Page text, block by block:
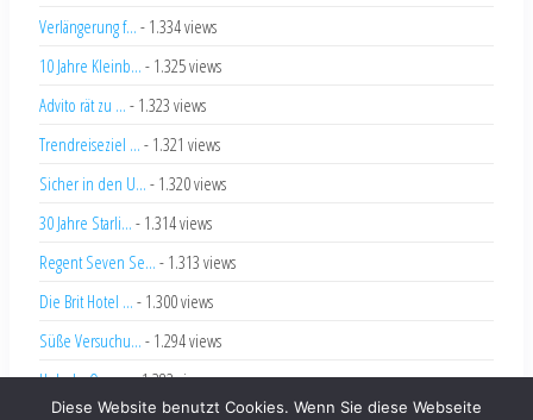
Verlängerung f... - 1.334 views
10 Jahre Kleinb... - 1.325 views
Advito rät zu ... - 1.323 views
Trendreiseziel ... - 1.321 views
Sicher in den U... - 1.320 views
30 Jahre Starli... - 1.314 views
Regent Seven Se... - 1.313 views
Die Brit Hotel ... - 1.300 views
Süße Versuchu... - 1.294 views
Hole-In-One ...- 1.283 views
Diese Website benutzt Cookies. Wenn Sie diese Webseite